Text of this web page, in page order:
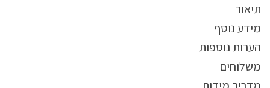
תיאור
מידע נוסף
הערות נוספות
משלוחים